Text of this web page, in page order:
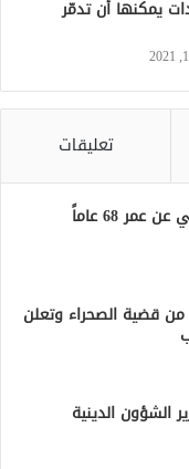
يمكنها أن تدمّر
تعليقات
68 عاماً
من قضية الصحراء وتعلن
الشؤون الدينية